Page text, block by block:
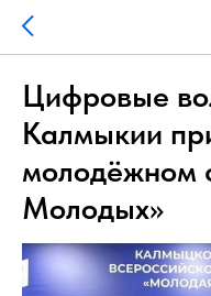
Цифровые
Калмыкии
молодёжном
Молодых»